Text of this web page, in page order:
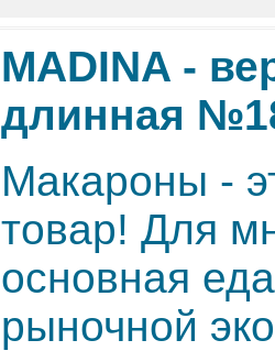
MADINA -
длинная
Макароны -
товар! Для
основная
рыночной